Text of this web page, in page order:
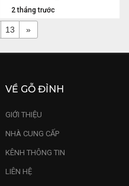
2 tháng trước
13 »
VỀ GỖ ĐỈNH
GIỚI THIỆU
NHÀ CUNG CẤP
KÊNH THÔNG TIN
LIÊN HỆ